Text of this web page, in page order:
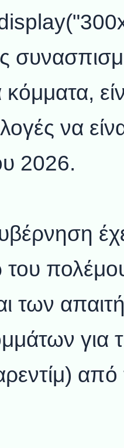
κόμματα,
να
2026.
των
για
από